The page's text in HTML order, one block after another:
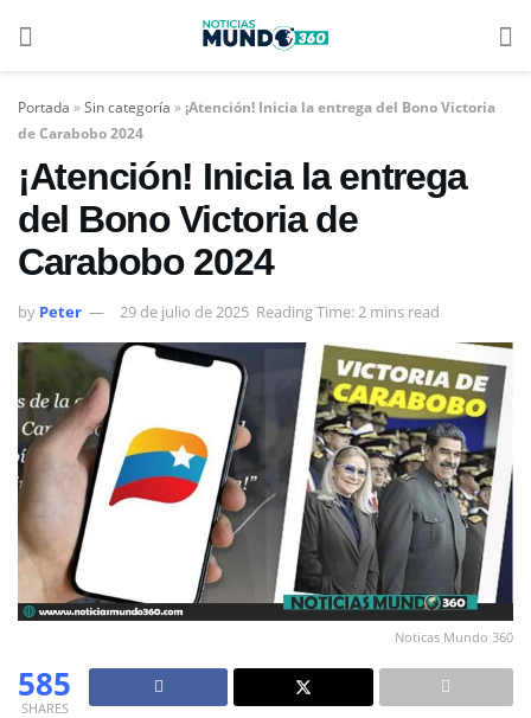
Portada »Sin categoría » ¡Atención! Inicia la entrega del Bono Victoria
de Carabobo 2024
¡Atención! Inicia la entrega
del Bono Victoria de
Carabobo 2024
by Peter 29 de julio de 2025 Reading Time: 2 mins read
Noticas Mundo 360
585
SHARES